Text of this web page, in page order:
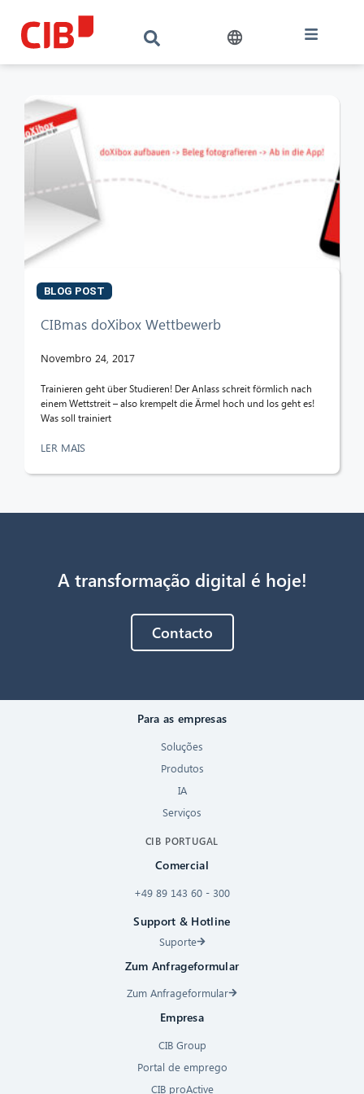
BLOG POST
CIBmas doXibox Wettbewerb
Novembro 24, 2017
Trainieren geht über Studieren! Der Anlass schreit förmlich nach
einem Wettstreit – also krempelt die Ärmel hoch und los geht es!
Was soll trainiert
LER MAIS
A transformação digital é hoje!
Contacto
Para as empresas
Soluções
Produtos
IA
Serviços
CIB PORTUGAL
Comercial
+49 89 143 60 - 300
Support & Hotline
Suporte
Zum Anfrageformular
Zum Anfrageformular
Empresa
CIB Group
Portal de emprego
CIB proActive
Olá! O que posso fazer por si?